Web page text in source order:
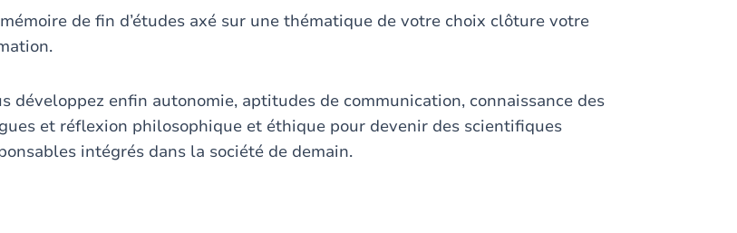
de fin d’études axé sur une thématique de votre choix clôture votre
développez enfin autonomie, aptitudes de communication, connaissance des
et réflexion philosophique et éthique pour devenir des scientifiques
intégrés dans la société de demain.